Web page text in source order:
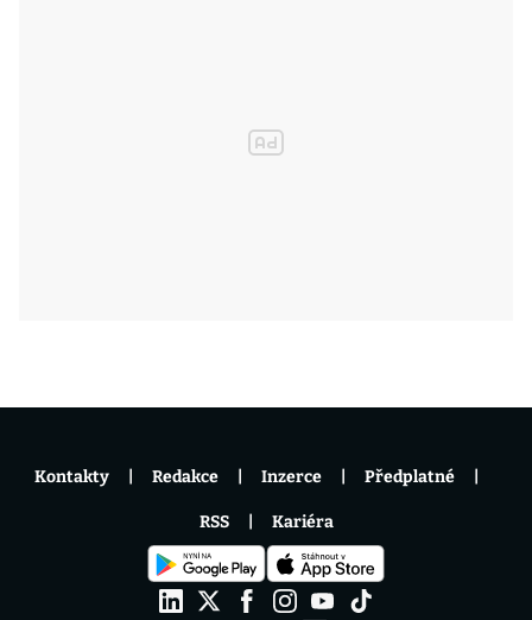
Kontakty Redakce Inzerce Předplatné
RSS Kariéra